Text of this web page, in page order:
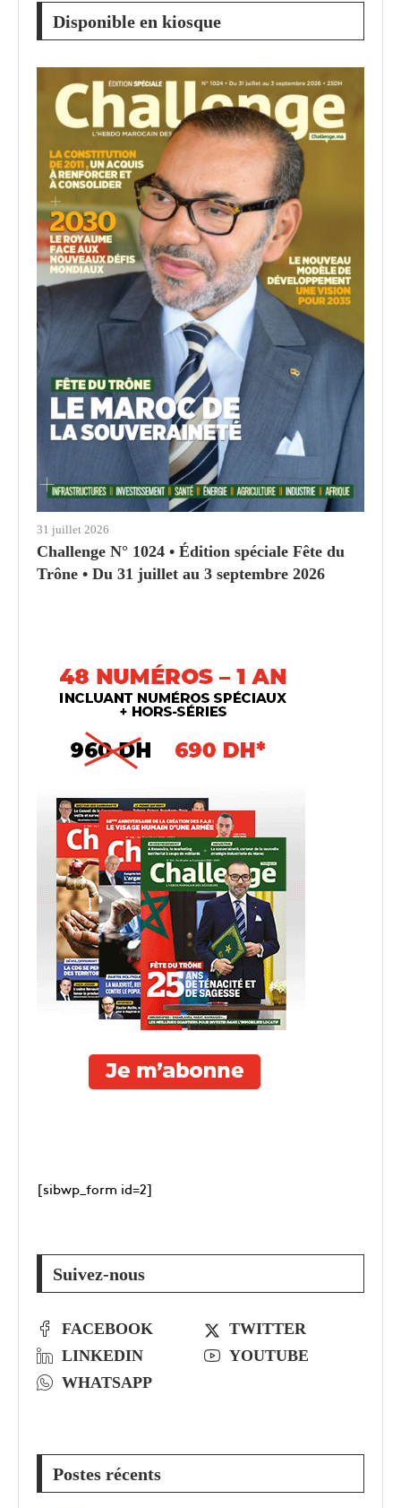
Disponible en kiosque
31 juillet 2026
Challenge N° 1024 • Édition spéciale Fête du
Trône • Du 31 juillet au 3 septembre 2026
[sibwp_form id=2]
Suivez-nous
FACEBOOK
TWITTER
LINKEDIN
YOUTUBE
WHATSAPP
Postes récents